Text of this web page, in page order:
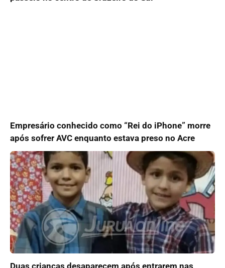
Empresário conhecido como “Rei do iPhone” morre
após sofrer AVC enquanto estava preso no Acre